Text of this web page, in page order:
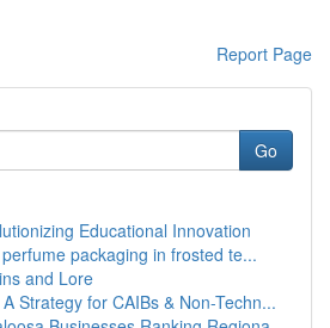
Report Page
Go
Educational Innovation
packaging in frosted te...
and Lore
Strategy for CAIBs & Non-Techn...